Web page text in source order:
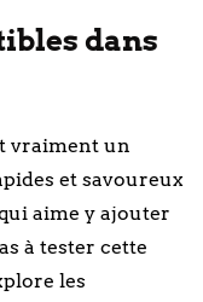
dans
vraiment un
et savoureux
aime y ajouter
à tester cette
les